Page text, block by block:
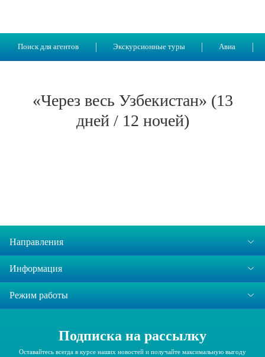
Поиск для агентов Экскурсионные туры Авиа
«Через весь Узбекистан» (13
дней / 12 ночей)
Направления
Информация
Режим работы
Подписка на рассылку
Оставайтесь всегда в курсе наших новостей и получайте максимальную выгоду